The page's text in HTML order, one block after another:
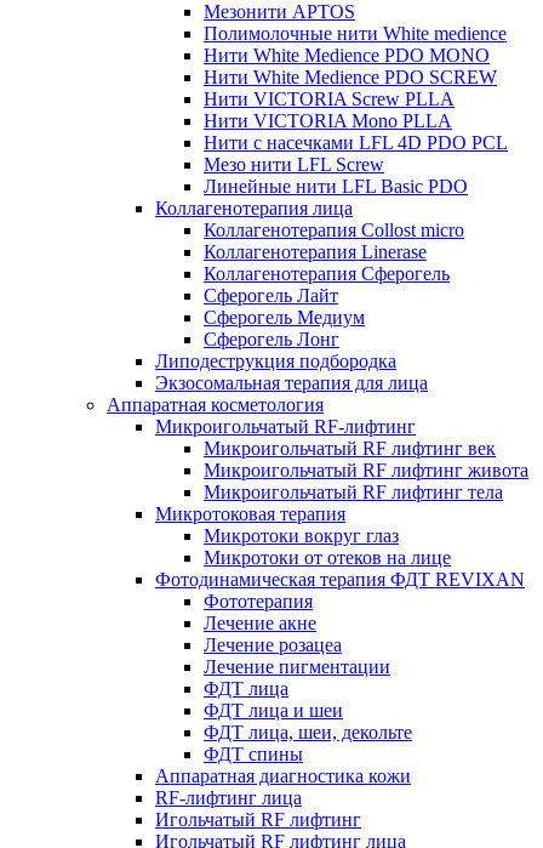
Мезонити APTOS
Полимолочные нити White medience
Нити White Medience PDO MONO
Нити White Medience PDO SCREW
Нити VICTORIA Screw PLLA
Нити VICTORIA Mono PLLA
Нити с насечками LFL 4D PDO PCL
Мезо нити LFL Screw
Линейные нити LFL Basic PDO
Коллагенотерапия лица
Коллагенотерапия Collost micro
Коллагенотерапия Linerase
Коллагенотерапия Сферогель
Сферогель Лайт
Сферогель Медиум
Сферогель Лонг
Липодеструкция подбородка
Экзосомальная терапия для лица
Аппаратная косметология
Микроигольчатый RF-лифтинг
Микроигольчатый RF лифтинг век
Микроигольчатый RF лифтинг живота
Микроигольчатый RF лифтинг тела
Микротоковая терапия
Микротоки вокруг глаз
Микротоки от отеков на лице
Фотодинамическая терапия ФДТ REVIXAN
Фототерапия
Лечение акне
Лечение розацеа
Лечение пигментации
ФДТ лица
ФДТ лица и шеи
ФДТ лица, шеи, декольте
ФДТ спины
Аппаратная диагностика кожи
RF-лифтинг лица
Игольчатый RF лифтинг
Игольчатый RF лифтинг лица